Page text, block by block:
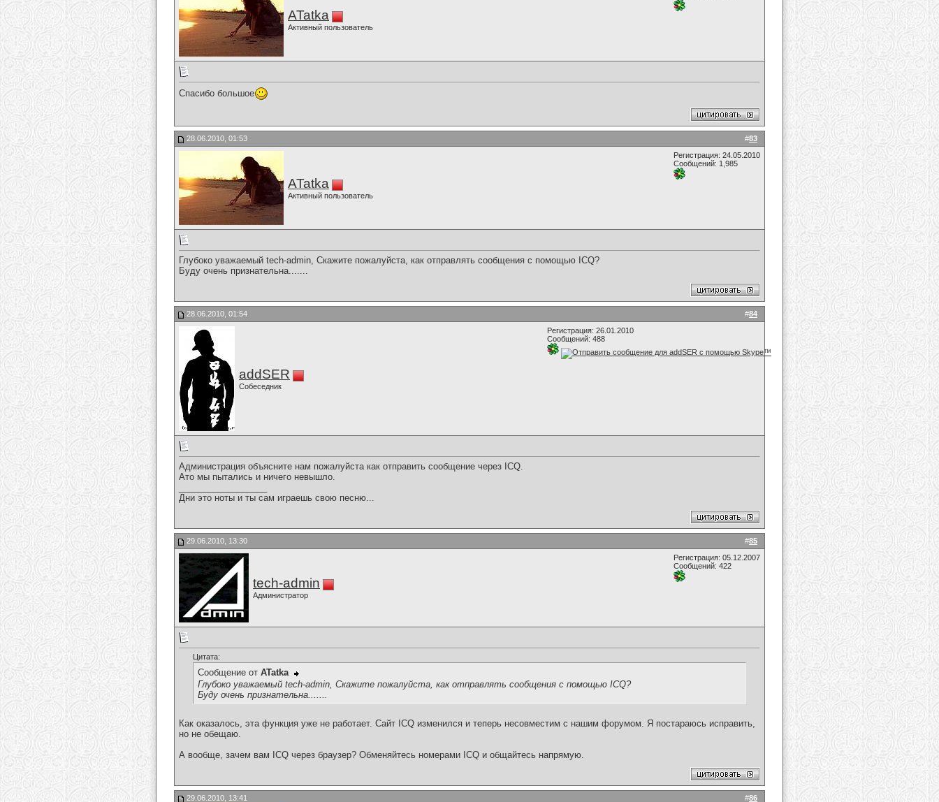
ATatka
Активный пользователь
Спасибо большое
#83
28.06.2010, 01:53
ATatka
Активный пользователь
Регистрация: 24.05.2010
Сообщений: 1,985
Глубоко уважаемый tech-admin, Скажите пожалуйста, как отправлять сообщения с помощью ICQ?
Буду очень признательна.......
#84
28.06.2010, 01:54
addSER
Собеседник
Регистрация: 26.01.2010
Сообщений: 488
Администрация объясните нам пожалуйста как отправить сообщение через ICQ.
Ато мы пытались и ничего невышло.
Дни это ноты и ты сам играешь свою песню...
#85
29.06.2010, 13:30
tech-admin
Администратор
Регистрация: 05.12.2007
Сообщений: 422
Цитата:
Сообщение от ATatka
Глубоко уважаемый tech-admin, Скажите пожалуйста, как отправлять сообщения с помощью ICQ?
Буду очень признательна.......
Как оказалось, эта функция уже не работает. Сайт ICQ изменился и теперь несовместим с нашим форумом. Я постараюсь исправить,
но не обещаю.
А вообще, зачем вам ICQ через браузер? Обменяйтесь номерами ICQ и общайтесь напрямую.
#86
29.06.2010, 13:41